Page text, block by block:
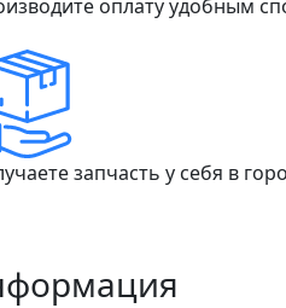
оплату удобным
запчасть у себя в